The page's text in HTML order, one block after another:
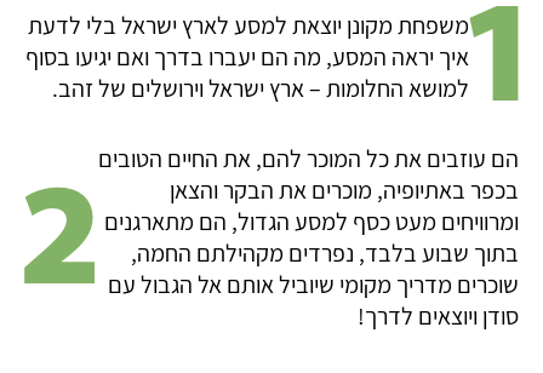
משפחת מקונן יוצאת למסע לארץ ישראל בלי לדעת
איך יראה המסע, מה הם יעברו בדרך ואם יגיעו בסוף
למושא החלומות – ארץ ישראל וירושלים של זהב.
הם עוזבים את כל המוכר להם, את החיים הטובים
בכפר באתיופיה, מוכרים את הבקר והצאן
ומרוויחים מעט כסף למסע הגדול, הם מתארגנים
בתוך שבוע בלבד, נפרדים מקהילתם החמה,
שוכרים מדריך מקומי שיוביל אותם אל הגבול עם
סודן ויוצאים לדרך!